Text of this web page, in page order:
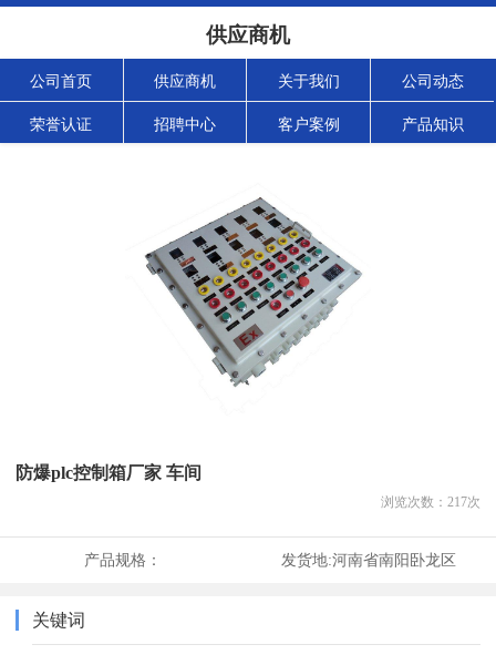
供应商机
公司首页 供应商机 关于我们 公司动态
荣誉认证 招聘中心 客户案例 产品知识
防爆plc控制箱厂家 车间
浏览次数： 217次
产品规格： 发货地:河南省南阳卧龙区
关键词